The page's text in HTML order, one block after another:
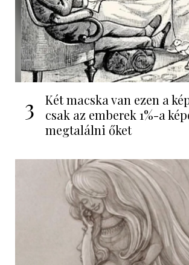
3
Két macska van ezen a
csak az emberek 1%-a
megtalálni őket